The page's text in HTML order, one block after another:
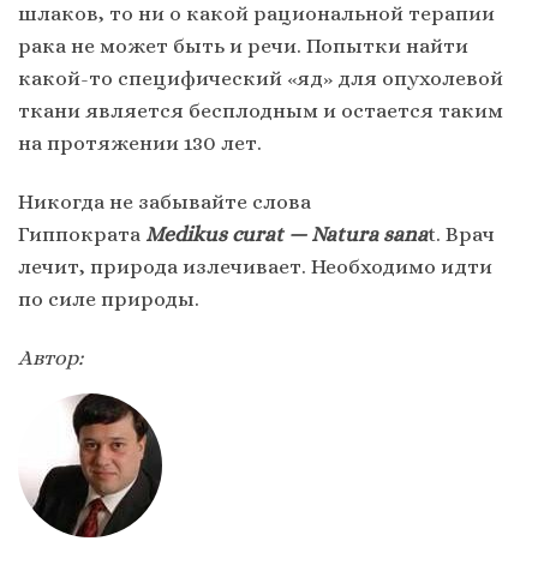
шлаков, то ни о какой рациональной терапии
рака не может быть и речи. Попытки найти
какой-то специфический «яд» для опухолевой
ткани является бесплодным и остается таким
на протяжении 130 лет.
Никогда не забывайте слова
Гиппократа Medikus curat — Natura sanat. Врач
лечит, природа излечивает. Необходимо идти
по силе природы.
Автор: